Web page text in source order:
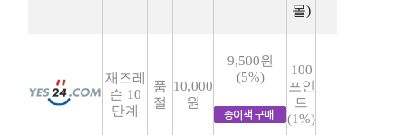
몰)
재즈레
슨 10
단계
품
절
10,000
원
9,500원
(5%)
100
포인
트
(1%)